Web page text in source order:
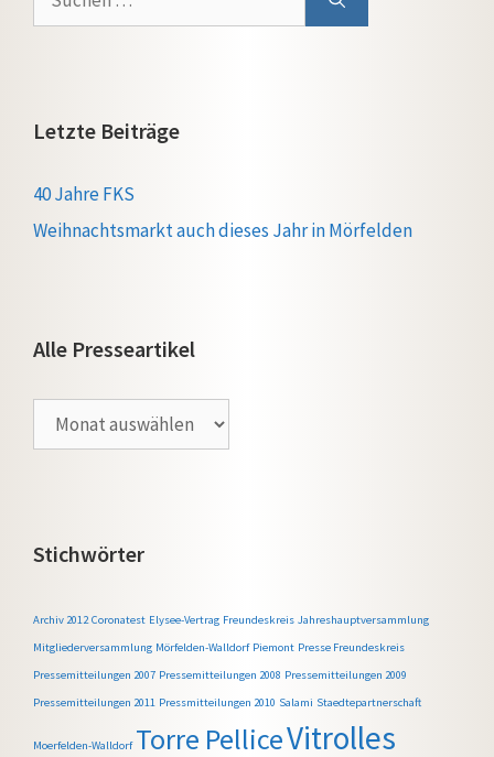
nach:
Letzte Beiträge
40 Jahre FKS
Weihnachtsmarkt auch dieses Jahr in Mörfelden
Alle Presseartikel
Presseartikel
Stichwörter
Archiv 2012 Coronatest Elysee-Vertrag Freundeskreis Jahreshauptversammlung
Mitgliederversammlung Mörfelden-Walldorf Piemont Presse Freundeskreis
Pressemitteilungen 2007 Pressemitteilungen 2008 Pressemitteilungen 2009
Pressemitteilungen 2011 Pressmitteilungen 2010 Salami Staedtepartnerschaft
Moerfelden-Walldorf Torre PelliceVitrolles